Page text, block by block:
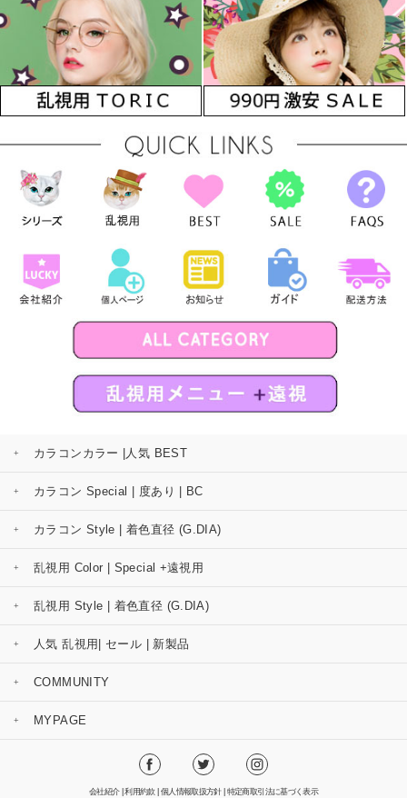
カラコンカラー |人気 BEST
カラコン Special | 度あり | BC
カラコン Style | 着色直径 (G.DIA)
乱視用 Color | Special +遠視用
乱視用 Style | 着色直径 (G.DIA)
人気 乱視用| セール | 新製品
COMMUNITY
MYPAGE
会社紹介|利用約款| 個人情報取扱方針| 特定商取引法に基づく表示